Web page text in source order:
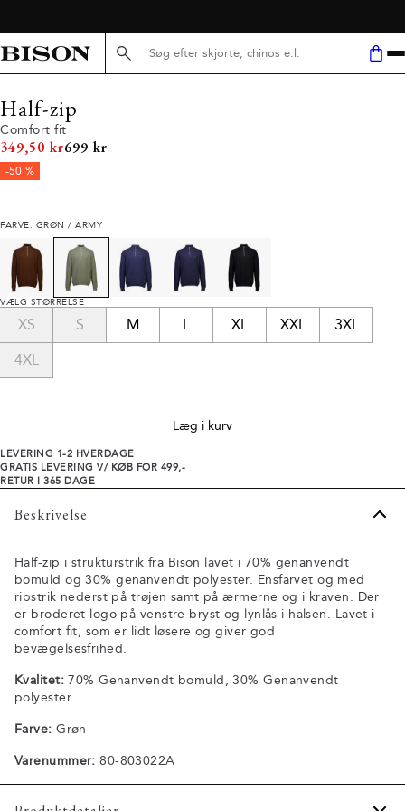
Søg her...
Half-zip
Comfort fit
349,50 krI alt (uden rabat)
699 kr
-50 %
FARVE: GRØN / ARMY
VÆLG STØRRELSE
XS S M L XL XXL 3XL
4XL
Læg i kurv
LEVERING 1-2 HVERDAGE
GRATIS LEVERING V/ KØB FOR 499,-
RETUR I 365 DAGE
Beskrivelse
Half-zip i strukturstrik fra Bison lavet i 70% genanvendt
bomuld og 30% genanvendt polyester. Ensfarvet og med
ribstrik nederst på trøjen samt på ærmerne og i kraven. Der
er broderet logo på venstre bryst og lynlås i halsen. Lavet i
comfort fit, som er lidt løsere og giver god
bevægelsesfrihed.
Kvalitet:70% Genanvendt bomuld, 30% Genanvendt
polyester
Farve: Grøn
Varenummer: 80-803022A